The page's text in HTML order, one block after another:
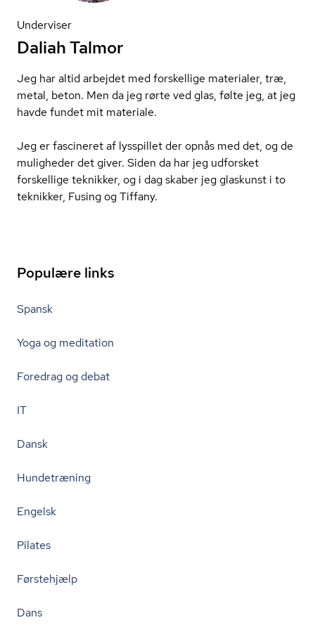
Underviser
Daliah Talmor
Jeg har altid arbejdet med forskellige materialer, træ,
metal, beton. Men da jeg rørte ved glas, følte jeg, at jeg
havde fundet mit materiale.
Jeg er fascineret af lysspillet der opnås med det, og de
muligheder det giver. Siden da har jeg udforsket
forskellige teknikker, og i dag skaber jeg glaskunst i to
teknikker, Fusing og Tiffany.
Populære links
Spansk
Yoga og meditation
Foredrag og debat
IT
Dansk
Hundetræning
Engelsk
Pilates
Førstehjælp
Dans